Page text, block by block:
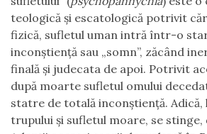
teologică și escatologică potrivit
fizică, sufletul uman intră într-o
inconștiență sau „somn”, zăcând
finală și judecata de apoi. Potrivit
după moarte sufletul omului
statre de totală inconștiență.
trupului și sufletul moare, se stinge,